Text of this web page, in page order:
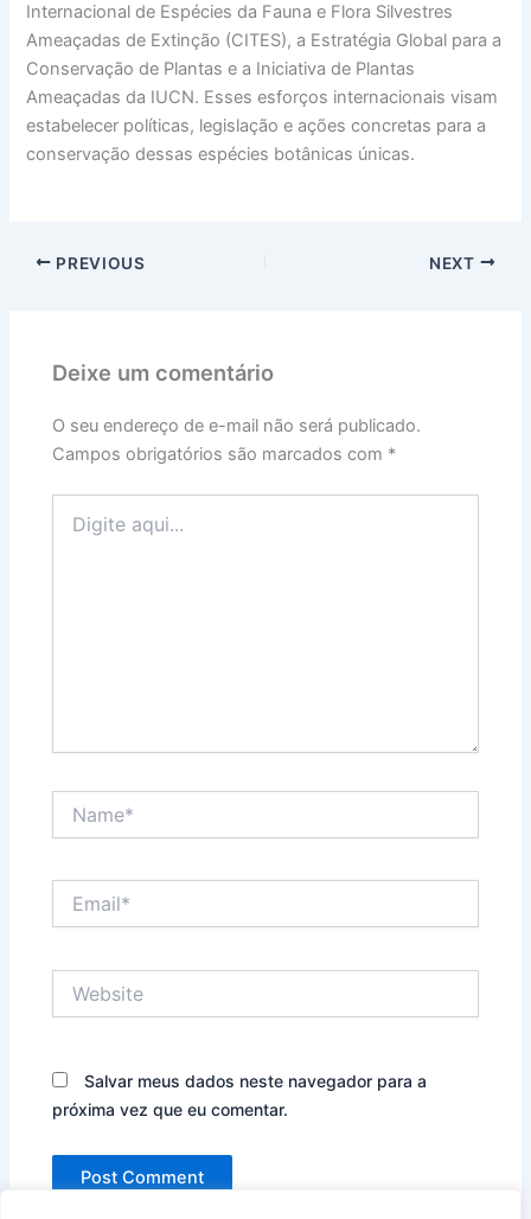
Internacional de Espécies da Fauna e Flora Silvestres
Ameaçadas de Extinção (CITES), a Estratégia Global para a
Conservação de Plantas e a Iniciativa de Plantas
Ameaçadas da IUCN. Esses esforços internacionais visam
estabelecer políticas, legislação e ações concretas para a
conservação dessas espécies botânicas únicas.
PREVIOUS NEXT
Deixe um comentário
O seu endereço de e-mail não será publicado.
Campos obrigatórios são marcados com *
aqui...
Salvar meus dados neste navegador para a
próxima vez que eu comentar.